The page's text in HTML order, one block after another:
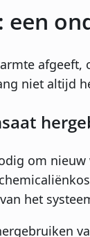
een
afgeeft,
niet altijd
om nieuw
het